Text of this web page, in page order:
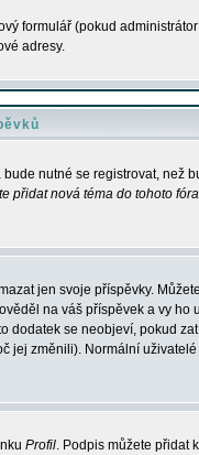
formulář (pokud
adresy.
nutné se registrovat, než
přidat nová téma do tohoto
jen svoje příspěvky.
na váš příspěvek a vy ho
dodatek se neobjeví, pokud
jej změnili). Normální
Profil. Podpis můžete přidat